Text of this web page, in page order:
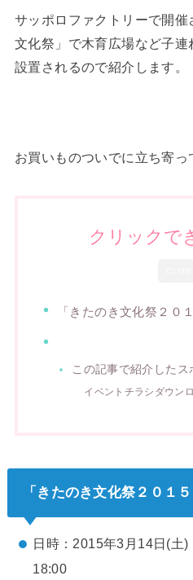
サッポロファクトリーで開
文化祭」で木育広場など子
設置されるので紹介します。
お買いものついでに立ち寄っ
クリックで
「きたのき文化祭２０１
この記事で紹介したス
イベントチラシダウン
「きたのき文化祭２０１５
日時：2015年3月14日(土
18:00